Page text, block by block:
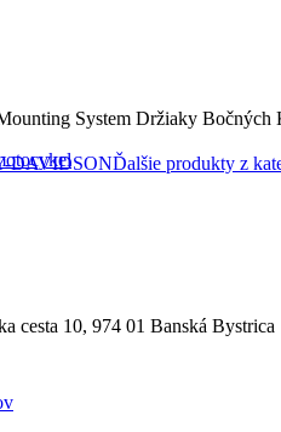
System Držiaky Bočných
DAVIDSONĎalšie produkty z
cesta 10, 974 01 Banská Bystrica